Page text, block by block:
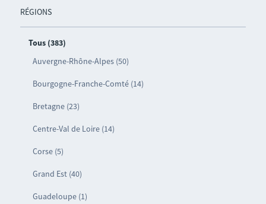
RÉGIONS
Tous (383)
Auvergne-Rhône-Alpes (50)
Bourgogne-Franche-Comté (14)
Bretagne (23)
Centre-Val de Loire (14)
Corse (5)
Grand Est (40)
Guadeloupe (1)